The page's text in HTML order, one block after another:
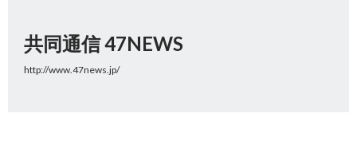
共同通信 47NEWS
http://www.47news.jp/